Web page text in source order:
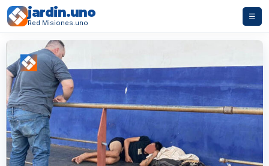
jardin.uno
Red Misiones.uno
☰